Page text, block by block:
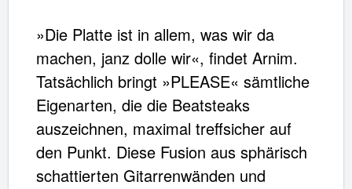
»Die Platte ist in allem, was wir da
machen, janz dolle wir«, findet Arnim.
Tatsächlich bringt »PLEASE« sämtliche
Eigenarten, die die Beatsteaks
auszeichnen, maximal treffsicher auf
den Punkt. Diese Fusion aus sphärisch
schattierten Gitarrenwänden und